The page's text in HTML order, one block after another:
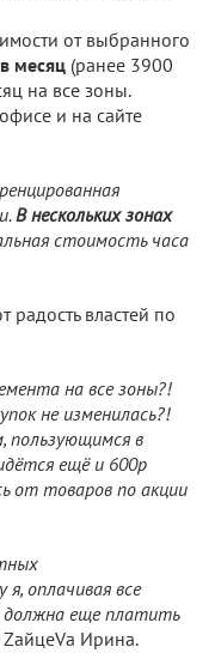
от выбранного
месяц (ранее 3900
на все зоны.
и на сайте
В нескольких зонах
стоимость часа
радость властей по
на все зоны?!
не изменилась?!
пользующимся в
ещё и 600р
от товаров по акции
я, оплачивая все
должна еще платить
ZайцеVа Ирина.